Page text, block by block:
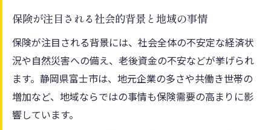
保険が注目される社会的背景と地域の事情
保険が注目される背景には、社会全体の不安定な経済状
況や自然災害への備え、老後資金の不安などが挙げられ
ます。静岡県富士市は、地元企業の多さや共働き世帯の
増加など、地域ならではの事情も保険需要の高まりに影
響しています。